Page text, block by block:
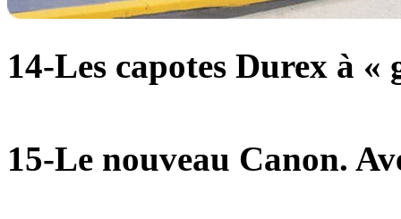
14-Les capotes Durex à «
15-Le nouveau Canon.